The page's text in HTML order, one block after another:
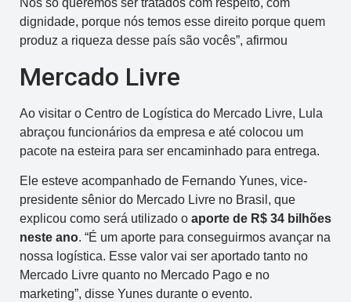
Nós só queremos ser tratados com respeito, com
dignidade, porque nós temos esse direito porque quem
produz a riqueza desse país são vocês”, afirmou
Mercado Livre
Ao visitar o Centro de Logística do Mercado Livre, Lula
abraçou funcionários da empresa e até colocou um
pacote na esteira para ser encaminhado para entrega.
Ele esteve acompanhado de Fernando Yunes, vice-
presidente sênior do Mercado Livre no Brasil, que
explicou como será utilizado o aporte de R$ 34 bilhões
neste ano. “É um aporte para conseguirmos avançar na
nossa logística. Esse valor vai ser aportado tanto no
Mercado Livre quanto no Mercado Pago e no
marketing”, disse Yunes durante o evento.